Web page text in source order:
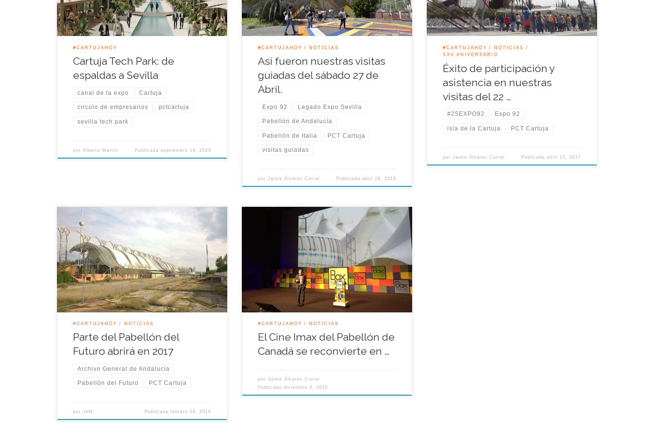
ciudad, sus espacios públicos y patrimoniales
están gestionados de forma nefasta. […]
#CARTUJAHOY
Cartuja Tech Park: de
espaldas a Sevilla
canal de la expo Cartuja
circulo de empresarios pctcartuja
sevilla tech park
porAlberto Martín Publicada septiembre 14, 2025
paseado durante la […]
#CARTUJAHOY NOTICIAS
Así fueron nuestras visitas
guiadas del sábado 27 de
Abril.
Expo 92 Legado Expo Sevilla
Pabellón de Andalucía
Pabellón de Italia PCT Cartuja
visitas guiadas
porJaime Álvarez Corral Publicada abril 28, 2019
Naranja y Azul), donde se ha podido comprobar la
utilización del recinto heredado […]
#CARTUJAHOY
NOTICIAS
XXV ANIVERSARIO
Éxito de participación y
asistencia en nuestras
visitas del 22 …
#25EXPO92 Expo 92
isla de la Cartuja PCT Cartuja
porJaime Álvarez Corral Publicada abril 23, 2017
Ya está abierto el plazo de presentación de ofertas
para la redacción del proyecto que permita
convertir parte del Pabellón del Futuro en sede
central del Archivo General de Andalucía con vista
a finales del año 2017. Se trata de uno de uno de los
edificios más singulares y de mayor […]
#CARTUJAHOY NOTICIAS
Parte del Pabellón del
Futuro abrirá en 2017
Archivo General de Andalucía
Pabellón del Futuro PCT Cartuja
porJeM Publicada febrero 16, 2016
Con una capacidad para 500 personas, BOX
Sevilla pretende convertirse en un referente en el
mundo de las artes escénicas y las manifestaciones
culturales de la ciudad. La agencia de
comunicación y eventos Eventisimo, nombrada
mejor empresa de eventos de España en los dos
últimos años, ha sido la impulsora […]
#CARTUJAHOY NOTICIAS
El Cine Imax del Pabellón de
Canadá se reconvierte en …
porJaime Álvarez Corral
Publicadadiciembre 3, 2015